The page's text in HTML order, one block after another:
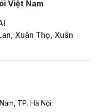
Việt Nam
Xuân Thọ, Xuân
TP. Hà Nội